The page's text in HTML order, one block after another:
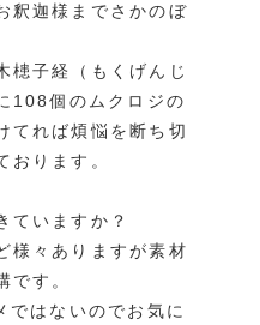
釈迦様までさかのぼ
槵子経（もくげんじ
108個のムクロジの
てれば煩悩を断ち切
おります。
ていますか？
様々ありますが素材
です。
はないのでお気に